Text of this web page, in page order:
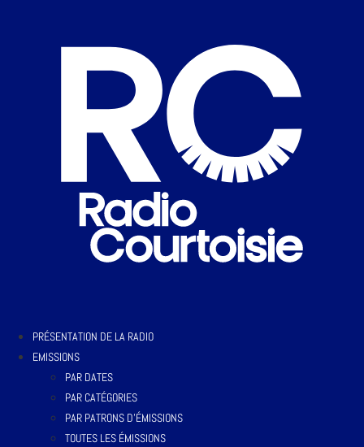
PRÉSENTATION DE LA RADIO
EMISSIONS
PAR DATES
PAR CATÉGORIES
PAR PATRONS D’ÉMISSIONS
TOUTES LES ÉMISSIONS